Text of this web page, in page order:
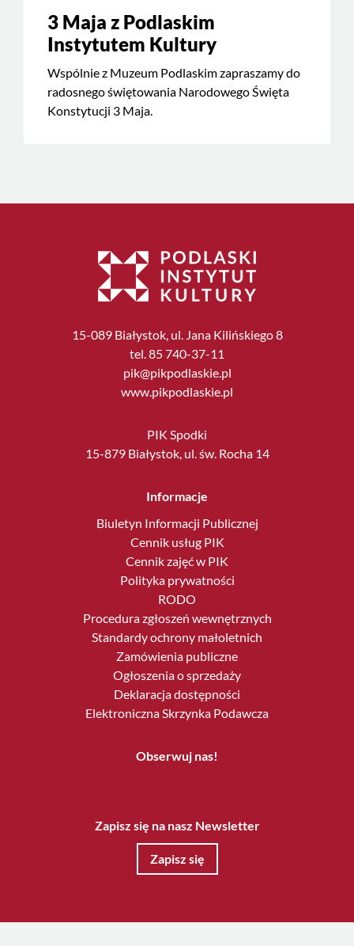
3 Maja z Podlaskim
Instytutem Kultury
Wspólnie z Muzeum Podlaskim zapraszamy do
radosnego świętowania Narodowego Święta
Konstytucji 3 Maja.
15-089 Białystok, ul. Jana Kilińskiego 8
tel. 85 740-37-11
pik@pikpodlaskie.pl
www.pikpodlaskie.pl
PIK Spodki
15-879 Białystok, ul. św. Rocha 14
Informacje
Biuletyn Informacji Publicznej
Cennik usług PIK
Cennik zajęć w PIK
Polityka prywatności
RODO
Procedura zgłoszeń wewnętrznych
Standardy ochrony małoletnich
Zamówienia publiczne
Ogłoszenia o sprzedaży
Deklaracja dostępności
Elektroniczna Skrzynka Podawcza
Obserwuj nas!
Zapisz się na nasz Newsletter
Zapisz się